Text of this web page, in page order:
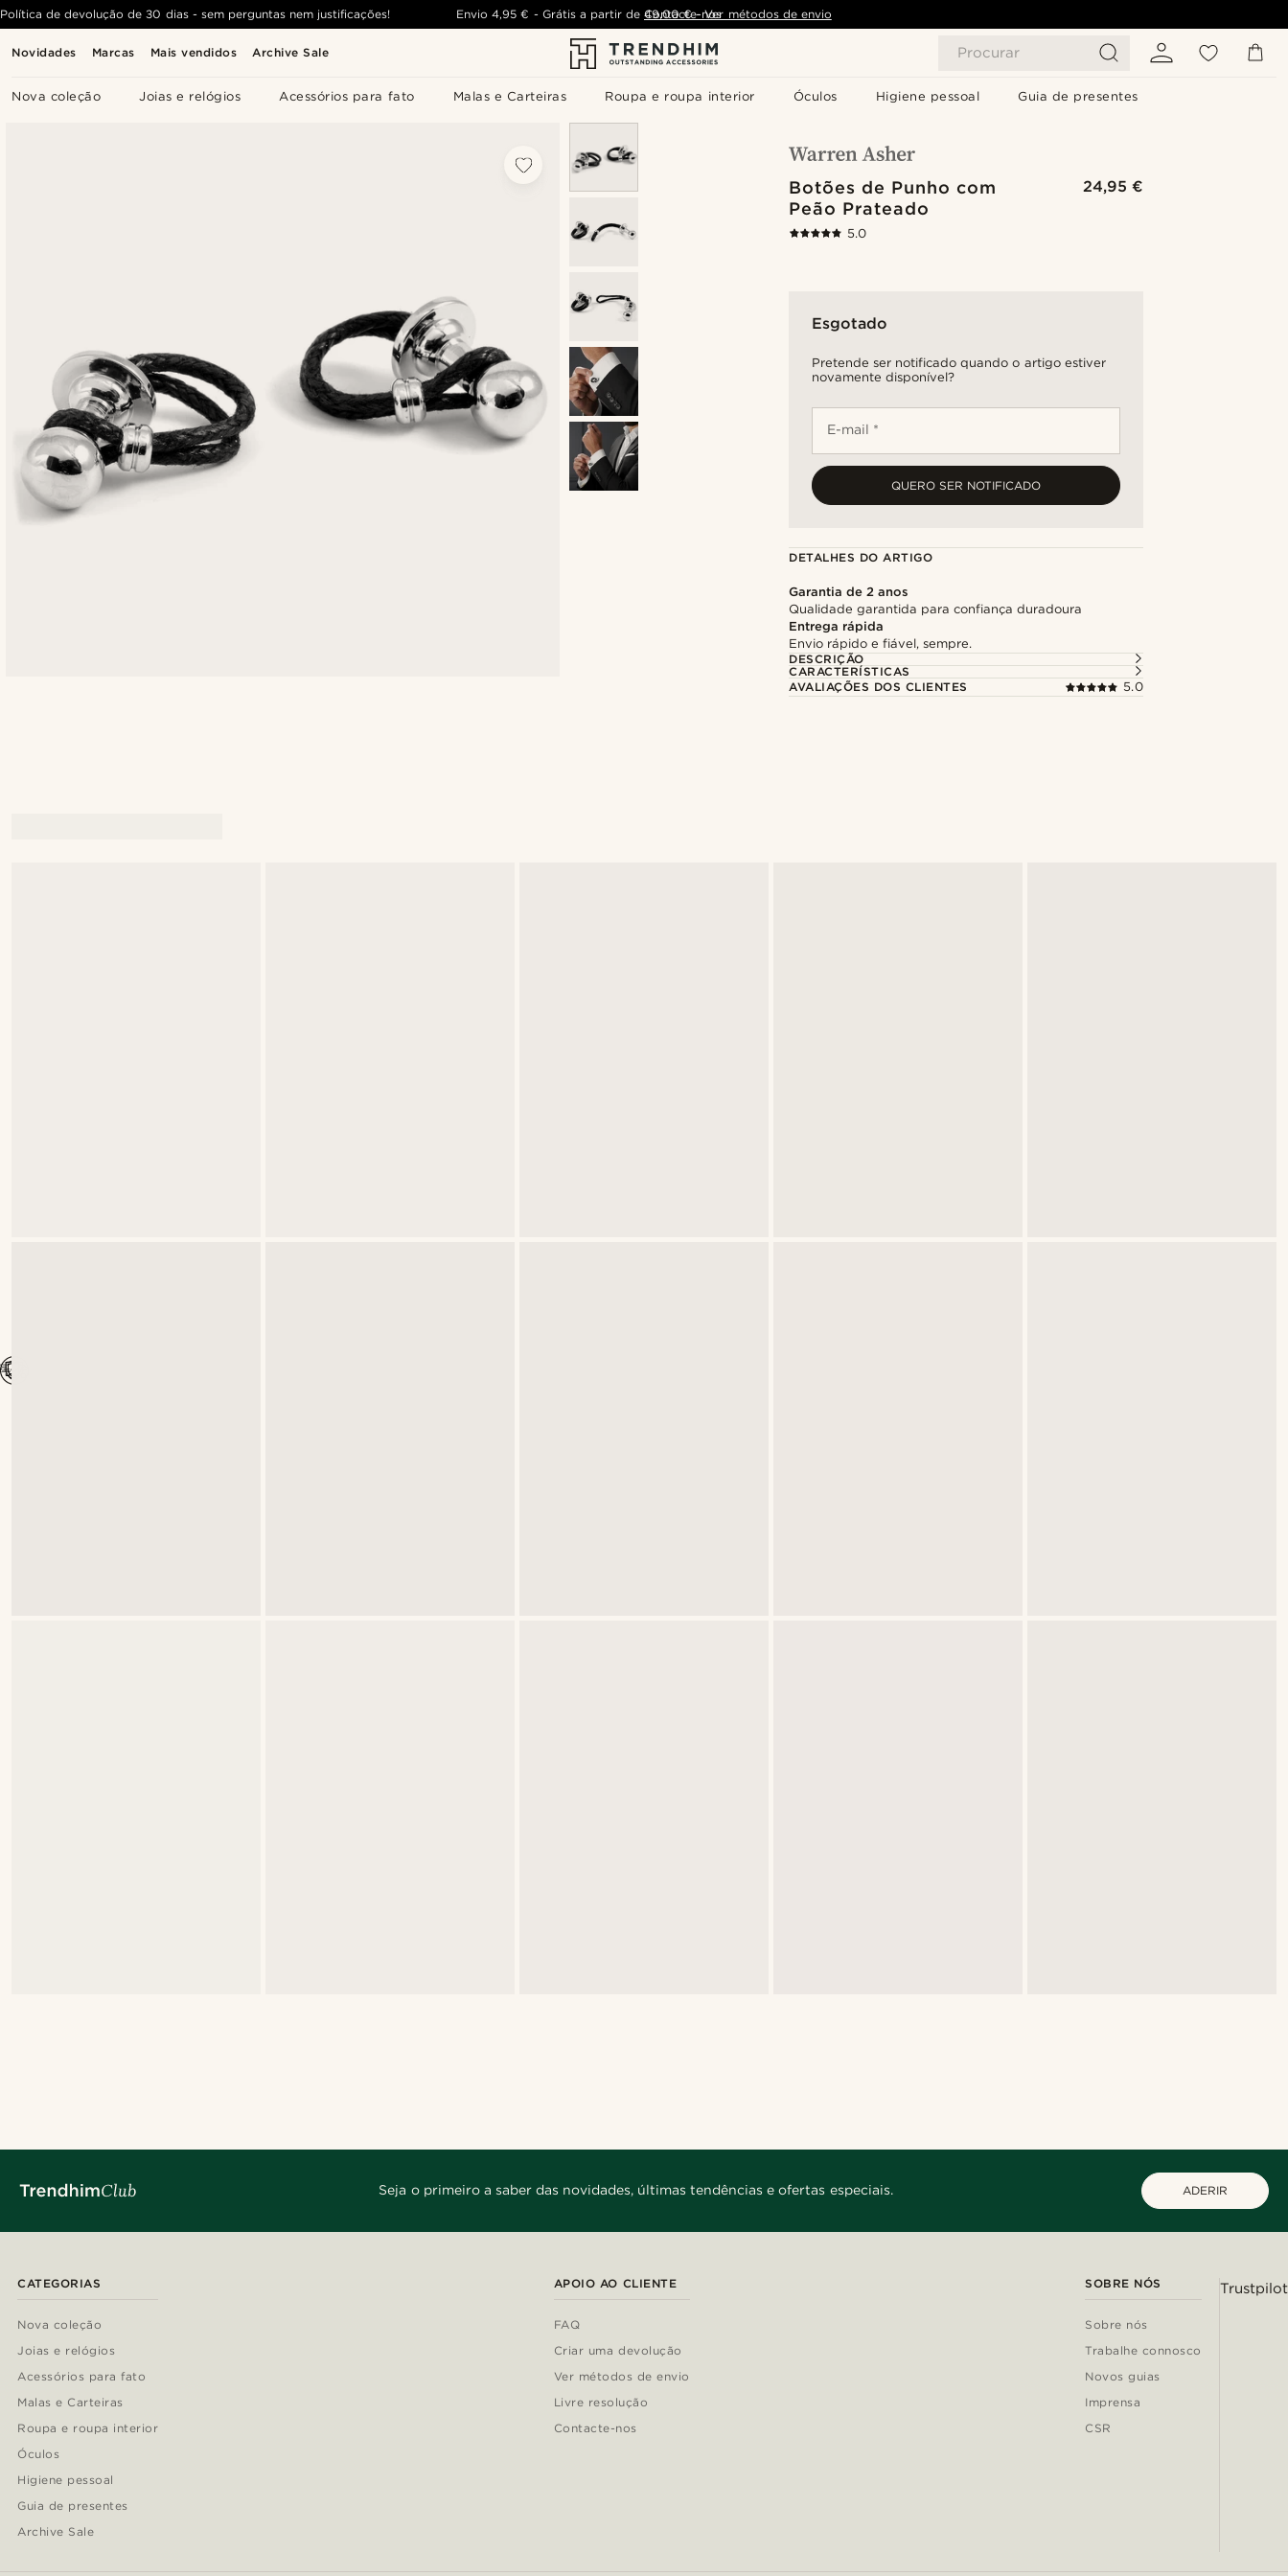
Novidades Marcas Mais vendidos Archive Sale Procurar
Nova coleção Joias e relógios Acessórios para fato Malas e Carteiras Roupa e roupa interior Óculos Higiene pessoal Guia de presentes
Política de devolução de 30 dias - sem perguntas nem justificações! Envio 4,95 € - Grátis a partir de 49,00 € - Ver métodos de envio
Contacte-nos
Botões de Punho com
Peão Prateado
24,95 €
5.0
Esgotado
Pretende ser notificado quando o artigo estiver
novamente disponível?
E-mail *
QUERO SER NOTIFICADO
DETALHES DO ARTIGO
Garantia de 2 anos
Qualidade garantida para confiança duradoura
Entrega rápida
Envio rápido e fiável, sempre.
DESCRIÇÃO
CARACTERÍSTICAS
AVALIAÇÕES DOS CLIENTES
5.0
Seja o primeiro a saber das novidades, últimas tendências e ofertas especiais. ADERIR
CATEGORIAS
Nova coleção
Joias e relógios
Acessórios para fato
Malas e Carteiras
Roupa e roupa interior
Óculos
Higiene pessoal
Guia de presentes
Archive Sale
APOIO AO CLIENTE
FAQ
Criar uma devolução
Ver métodos de envio
Livre resolução
Contacte-nos
SOBRE NÓS
Sobre nós
Trabalhe connosco
Novos guias
Imprensa
CSR
Trustpilot